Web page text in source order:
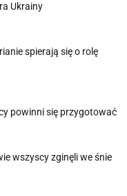
Ukrainy
spierają się o rolę
powinni się przygotować
wszyscy zginęli we śnie